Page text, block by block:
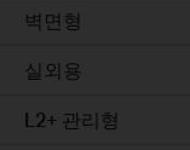
벽면형
실외용
L2+ 관리형